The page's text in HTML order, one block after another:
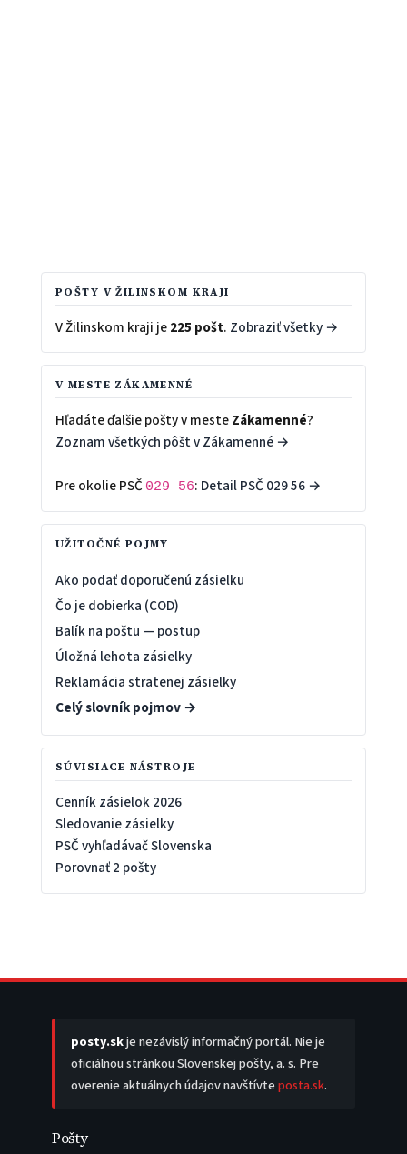
POŠTY V ŽILINSKOM KRAJI
V Žilinskom kraji je225 pošt. Zobraziť všetky →
V MESTE ZÁKAMENNÉ
Hľadáte ďalšie pošty v mesteZákamenné?
Zoznam všetkých pôšt v Zákamenné →
Pre okolie PSČ 029 56: Detail PSČ 029 56 →
UŽITOČNÉ POJMY
Ako podať doporučenú zásielku
Čo je dobierka (COD)
Balík na poštu — postup
Úložná lehota zásielky
Reklamácia stratenej zásielky
Celý slovník pojmov →
SÚVISIACE NÁSTROJE
Cenník zásielok 2026
Sledovanie zásielky
PSČ vyhľadávač Slovenska
Porovnať 2 pošty
posty.skje nezávislý informačný portál. Nie je
oficiálnou stránkou Slovenskej pošty, a. s. Pre
overenie aktuálnych údajov navštívteposta.sk.
Pošty